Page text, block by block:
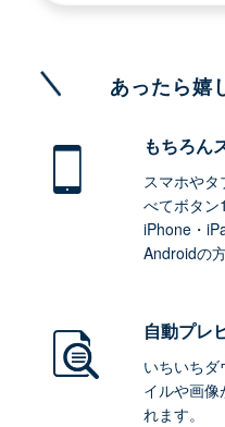
あったら嬉
もちろん
スマホや
べてボタン
iPhone・
Androidの
自動プレ
いちいち
イルや画像
れます。